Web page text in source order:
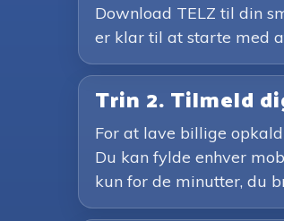
Download TELZ til din
er klar til at starte med
Trin 2. Tilmeld
For at lave billige
Du kan fylde enhver
kun for de minutter, du